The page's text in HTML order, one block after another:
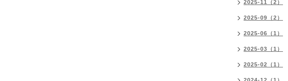
2025-11（2）
2025-09（2）
2025-06（1）
2025-03（1）
2025-02（1）